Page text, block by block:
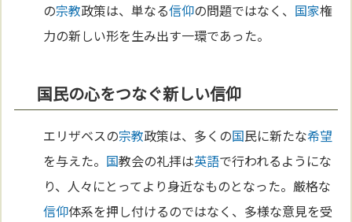
の宗教政策は、単なる信仰の問題ではなく、 国家権
力の新しい形を生み出す一環であった。
国民の心をつなぐ新しい信仰
エリザベスの宗教政策は、多くの国民に新たな希望
を与えた。 国教会の礼拝は英語で行われるようにな
り、人々にとってより身近なものとなった。厳格な
信仰体系を押し付けるのではなく、多様な意見を受